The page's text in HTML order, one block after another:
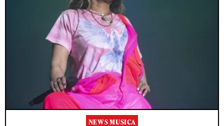
NEWS MUSICA